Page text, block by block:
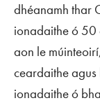
dhéanamh thar
ionadaithe ó
aon le
ceardaithe
ionadaithe ó